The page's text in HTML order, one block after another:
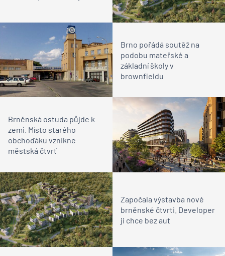
Brno pořádá soutěž na
podobu mateřské a
základní školy v
brownfieldu
Brněnská ostuda půjde k
zemi. Místo starého
obchoďáku vznikne
městská čtvrť
Započala výstavba nové
brněnské čtvrti. Developer
ji chce bez aut